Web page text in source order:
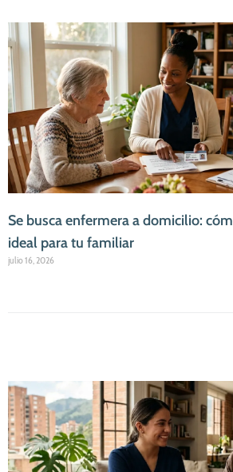
Se busca enfermera a domicilio:
ideal para tu familiar
julio 16, 2026